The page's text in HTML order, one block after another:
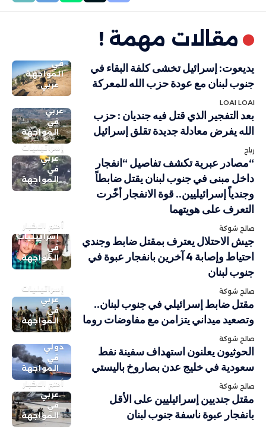
مقالات مهمة !
في
المواجهة
عربي
يديعوت: إسرائيل تخشى كلفة البقاء في
جنوب لبنان مع عودة حزب الله للمعركة
LOAI LOAI
عربي
في
المواجهة
بعد التفجير الذي قتل فيه جنديان : حزب
الله يفرض معادلة جديدة تقلق إسرائيل
رباح
إسرائيليات
عربي
في
المواجهة
“مصادر عبرية تكشف تفاصيل “انفجار
داخل مبنى في جنوب لبنان يقتل ضابطاً
وجندياً إسرائيليين.. قوة الانفجار أخّرت
التعرف على هويتهما
صالح شوكة
أهم الاخبار
إسرائيليات
في
المواجهة
جيش الاحتلال يعترف بمقتل ضابط وجندي
احتياط وإصابة 4 آخرين بانفجار عبوة في
جنوب لبنان
صالح شوكة
إسرائيليات
عربي
في
المواجهة
مقتل ضابط إسرائيلي في جنوب لبنان..
وتصعيد ميداني يتزامن مع مفاوضات روما
صالح شوكة
دولي
في
المواجهة
الحوثيون يعلنون استهداف سفينة نفط
سعودية في خليج عدن بصاروخ باليستي
صالح شوكة
أهم الاخبار
عربي
في
المواجهة
مقتل جنديين إسرائيليين على الأقل
بانفجار عبوة ناسفة جنوب لبنان